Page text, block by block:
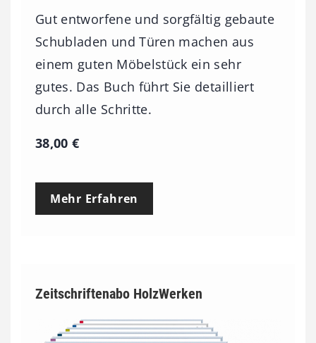
Gut entworfene und sorgfältig gebaute
Schubladen und Türen machen aus
einem guten Möbelstück ein sehr
gutes. Das Buch führt Sie detailliert
durch alle Schritte.
38,00€
Mehr Erfahren
Zeitschriftenabo HolzWerken